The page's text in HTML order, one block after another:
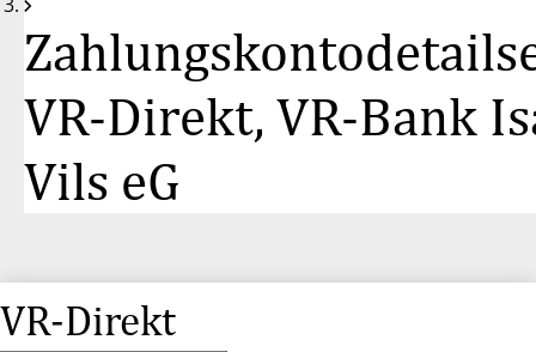
auf
100
VR-Direkt, VR-Bank
Vils eG
VR-Direkt